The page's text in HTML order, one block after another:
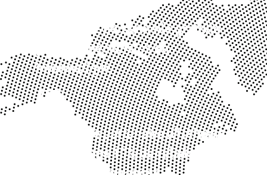
Assistance personnelle gratuite
par des spécialistes en
informatique
En tant que partenaire d'Helvetia,
nous offrons 10% de rabais sur